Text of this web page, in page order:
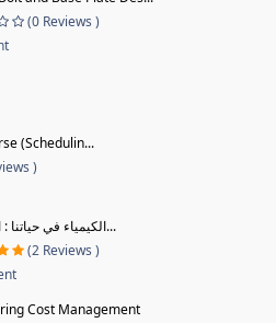
(0 Reviews )
(Schedulin...
)
الكيمياء في حياتنا : الكيميائى...
(2 Reviews )
Cost Management